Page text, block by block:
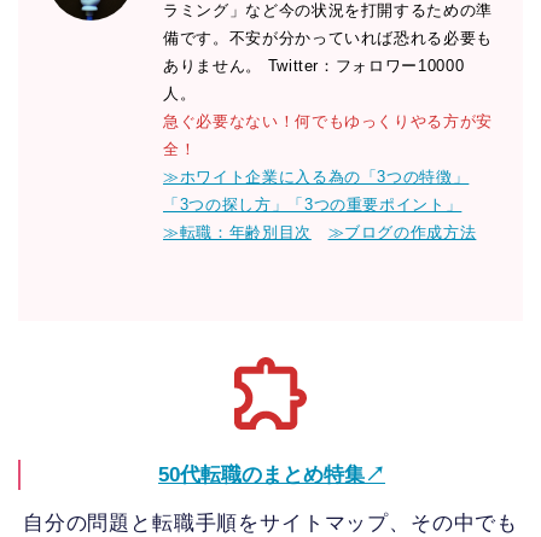
ラミング」など今の状況を打開するための準
備です。不安が分かっていれば恐れる必要も
ありません。 Twitter：フォロワー10000
人。
急ぐ必要なない！何でもゆっくりやる方が安
全！
≫ホワイト企業に入る為の「3つの特徴」
「3つの探し方」「3つの重要ポイント」
≫転職：年齢別目次
≫ブログの作成方法
50代転職のまとめ特集↗
自分の問題と転職手順をサイトマップ、その中でも